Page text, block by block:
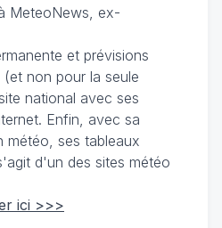
MeteoNews, ex-
et prévisions
non pour la seule
national avec ses
Enfin, avec sa
météo, ses tableaux
d'un des sites météo
ici >>>